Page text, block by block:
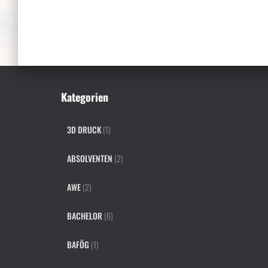
Kategorien
3D DRUCK(1)
ABSOLVENTEN (2)
AWE(2)
BACHELOR (6)
BAFÖG (1)